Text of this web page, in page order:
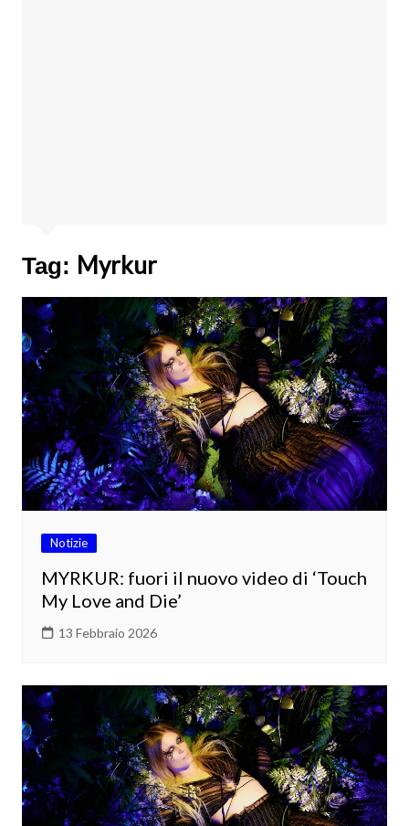
Tag: Myrkur
Notizie
MYRKUR: fuori il nuovo video di ‘Touch
My Love and Die’
13 Febbraio 2026